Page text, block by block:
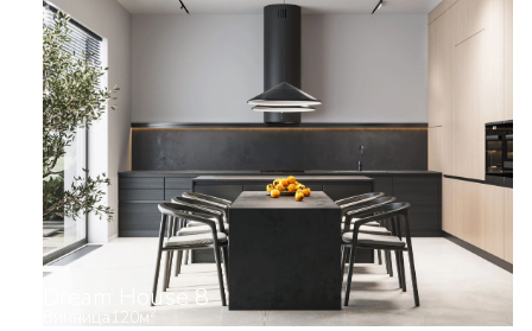
Dream House 8
Винница 120м2